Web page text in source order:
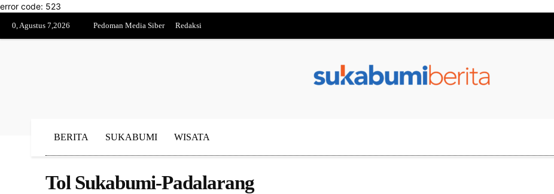
error code: 523
0, Agustus 7,2026 Pedoman Media Siber Redaksi
BERITA SUKABUMI WISATA
Tol Sukabumi-Padalarang